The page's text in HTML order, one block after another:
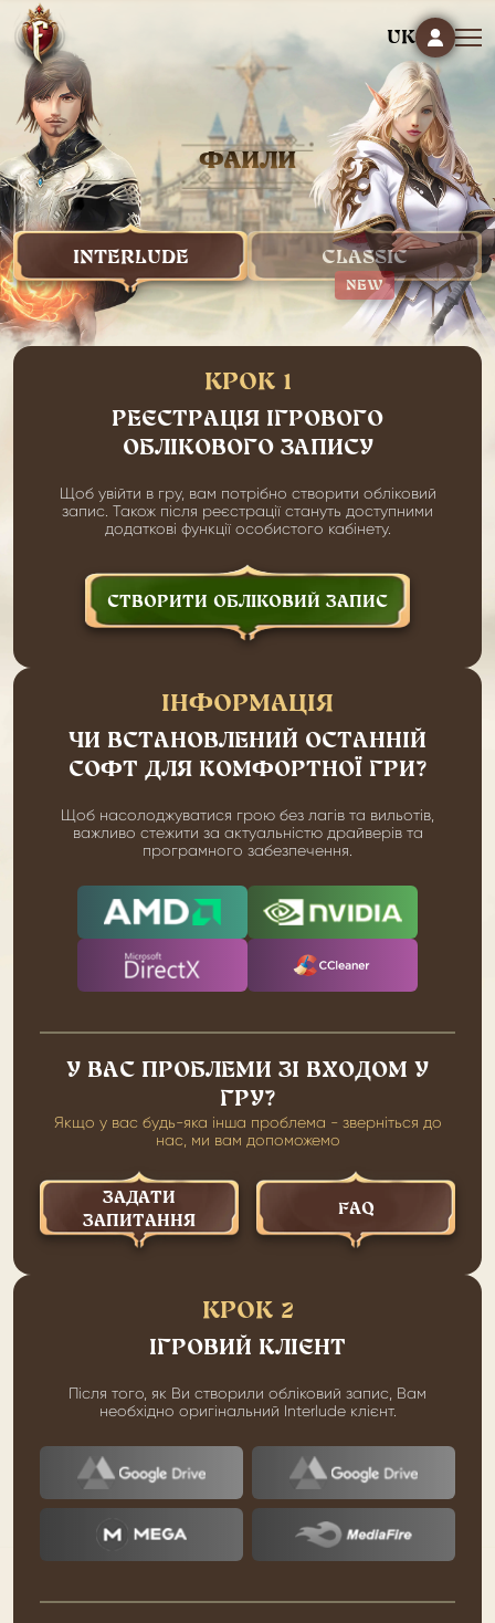
UK
ФАЙЛИ
INTERLUDE CLASSIC
NEW
КРОК 1
РЕЄСТРАЦІЯ ІГРОВОГО
ОБЛІКОВОГО ЗАПИСУ
Щоб увійти в гру, вам потрібно створити обліковий
запис. Також після реєстрації стануть доступними
додаткові функції особистого кабінету.
СТВОРИТИ ОБЛІКОВИЙ ЗАПИС
ІНФОРМАЦІЯ
ЧИ ВСТАНОВЛЕНИЙ ОСТАННІЙ
СОФТ ДЛЯ КОМФОРТНОЇ ГРИ?
Щоб насолоджуватися грою без лагів та вильотів,
важливо стежити за актуальністю драйверів та
програмного забезпечення.
У ВАС ПРОБЛЕМИ ЗІ ВХОДОМ У
ГРУ?
Якщо у вас будь-яка інша проблема - зверніться до
нас, ми вам допоможемо
ЗАДАТИ
ЗАПИТАННЯ
FAQ
КРОК 2
ІГРОВИЙ КЛІЄНТ
Після того, як Ви створили обліковий запис, Вам
необхідно оригінальний Interlude клієнт.